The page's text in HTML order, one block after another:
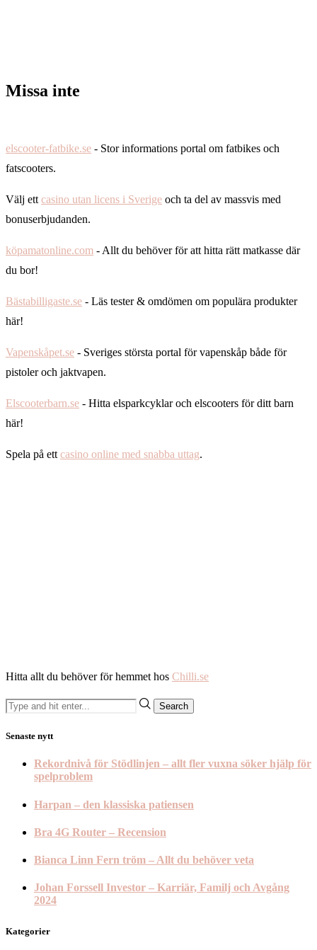
Missa inte
elscooter-fatbike.se - Stor informations portal om fatbikes och
fatscooters.
Välj ett casino utan licens i Sverige och ta del av massvis med
bonuserbjudanden.
köpamatonline.com - Allt du behöver för att hitta rätt matkasse där
du bor!
Bästabilligaste.se - Läs tester & omdömen om populära produkter
här!
Vapenskåpet.se - Sveriges största portal för vapenskåp både för
pistoler och jaktvapen.
Elscooterbarn.se - Hitta elsparkcyklar och elscooters för ditt barn
här!
Spela på ett casino online med snabba uttag.
Hitta allt du behöver för hemmet hos Chilli.se
Senaste nytt
Rekordnivå för Stödlinjen – allt fler vuxna söker hjälp för
spelproblem
Harpan – den klassiska patiensen
Bra 4G Router – Recension
Bianca Linn Fern tröm – Allt du behöver veta
Johan Forssell Investor – Karriär, Familj och Avgång
2024
Kategorier